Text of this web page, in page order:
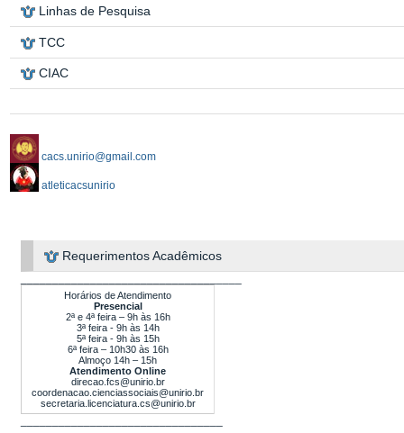
Linhas de Pesquisa
TCC
CIAC
cacs.unirio@gmail.com
atleticacsunirio
Requerimentos Acadêmicos
Horários de Atendimento
Presencial
2ª e 4ª feira – 9h às 16h
3ª feira - 9h às 14h
5ª feira - 9h às 15h
6ª feira – 10h30 às 16h
Almoço 14h – 15h
Atendimento Online
direcao.fcs@unirio.br
coordenacao.cienciassociais@unirio.br
secretaria.licenciatura.cs@unirio.br